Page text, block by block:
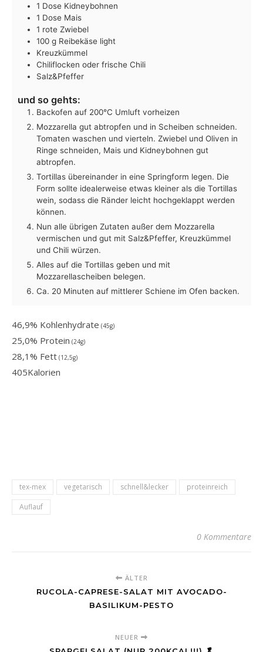
1 Dose Kidneybohnen
1 Dose Mais
1 rote Zwiebel
100 g Reibekäse light
Kreuzkümmel
Chiliflocken oder frische Chili
Salz&Pfeffer
und so gehts:
Backofen auf 200°C Umluft vorheizen
Mozzarella gut abtropfen und in Scheiben schneiden.
Tomaten waschen und vierteln. Zwiebel und Oliven in
Ringe schneiden, Mais und Kidneybohnen gut
abtropfen.
Tortillas übereinander in eine Springform legen. Die
Form sollte idealerweise etwas kleiner als die Tortillas
wein, sodass die Ränder leicht hochgeklappt werden
können.
Nun alle übrigen Zutaten außer dem Mozzarella
vermischen und gut mit Salz&Pfeffer, Kreuzkümmel
und Chili würzen.
Alles auf die Tortillas geben und mit
Mozzarellascheiben belegen.
Ca. 20 Minuten auf mittlerer Schiene im Ofen backen.
46,9% Kohlenhydrate (45g)
25,0% Protein (24g)
28,1% Fett (12,5g)
405Kalorien
tex-mex vegetarisch schnell&lecker
proteinreich
Auflauf
0 Kommentare
ÄLTER
RUCOLA-CAPRESE-SALAT MIT AVOCADO-
BASILIKUM-PESTO
NEUER